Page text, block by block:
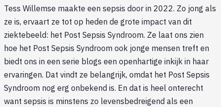
Tess Willemse maakte een sepsis door in 2022. Zo jong als
ze is, ervaart ze tot op heden de grote impact van dit
ziektebeeld: het Post Sepsis Syndroom. Ze laat ons zien
hoe het Post Sepsis Syndroom ook jonge mensen treft en
biedt ons in een serie blogs een openhartige inkijk in haar
ervaringen. Dat vindt ze belangrijk, omdat het Post Sepsis
Syndroom nog erg onbekend is. En dat is heel onterecht
want sepsis is minstens zo levensbedreigend als een